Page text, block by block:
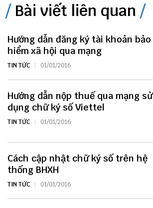
Bài viết liên quan
Hướng dẫn đăng ký tài khoản bảo
hiểm xã hội qua mạng
TIN TỨC 01/01/2016
Hướng dẫn nộp thuế qua mạng sử
dụng chữ ký số Viettel
TIN TỨC 01/01/2016
Cách cập nhật chữ ký số trên hệ
thống BHXH
TIN TỨC 01/01/2016